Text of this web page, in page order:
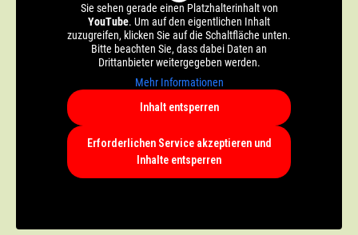
Sie sehen gerade einen Platzhalterinhalt von
YouTube. Um auf den eigentlichen Inhalt
zuzugreifen, klicken Sie auf die Schaltfläche unten.
Bitte beachten Sie, dass dabei Daten an
Drittanbieter weitergegeben werden.
Mehr Informationen
Inhalt entsperren
Erforderlichen Service akzeptieren und
Inhalte entsperren